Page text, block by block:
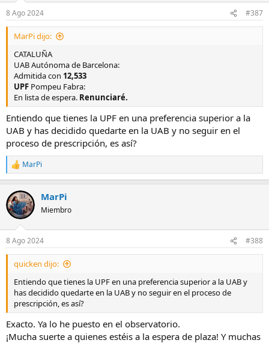
n
e
s
8 Ago 2024 #387
MarPi dijo:
CATALUÑA
UAB Autónoma de Barcelona:
Admitida con 12,533
UPF Pompeu Fabra:
En lista de espera. Renunciaré.
Entiendo que tienes la UPF en una preferencia superior a la
UAB y has decidido quedarte en la UAB y no seguir en el
proceso de prescripción, es así?
R
e
c
c
i
n
e
s
MarPi
MarPi
Miembro
8 Ago 2024 #388
quicken dijo:
Entiendo que tienes la UPF en una preferencia superior a la UAB y
has decidido quedarte en la UAB y no seguir en el proceso de
prescripción, es así?
Exacto. Ya lo he puesto en el observatorio.
¡Mucha suerte a quienes estéis a la espera de plaza! Y muchas